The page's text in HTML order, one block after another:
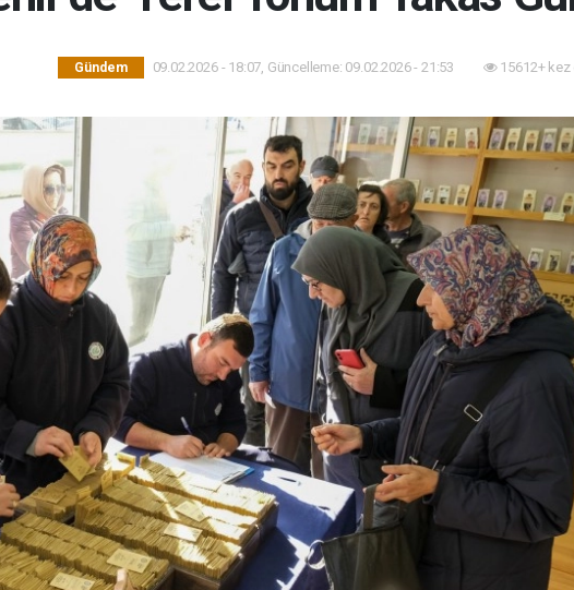
Gündem 09.02.2026 - 18:07, Güncelleme: 09.02.2026 - 21:53 15612+ kez